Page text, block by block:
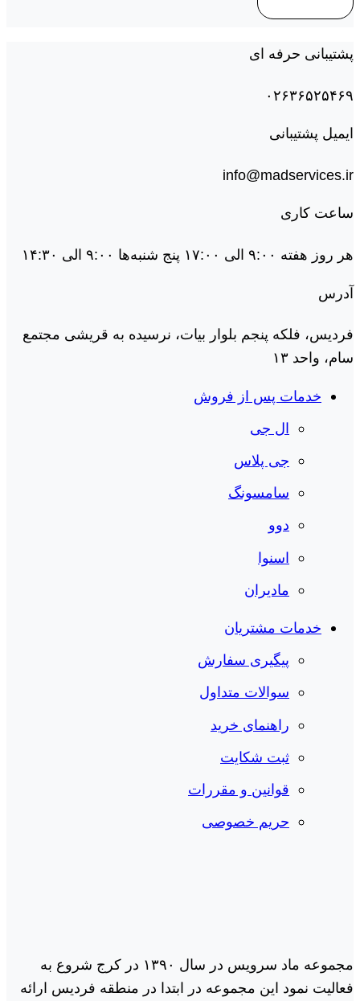
پشتیبانی حرفه ای
۰۲۶۳۶۵۲۵۴۶۹
ایمیل پشتیبانی
info@madservices.ir
ساعت کاری
هر روز هفته ۹:۰۰ الی ۱۷:۰۰ پنج شنبه‌ها ۹:۰۰ الی ۱۴:۳۰
آدرس
فردیس، فلکه پنجم بلوار بیات، نرسیده به قریشی مجتمع
سام، واحد ۱۳
خدمات پس از فروش
ال جی
جی پلاس
سامسونگ
دوو
اسنوا
مادیران
خدمات مشتریان
پیگیری سفارش
سوالات متداول
راهنمای خرید
ثبت شکایت
قوانین و مقررات
حریم خصوصی
مجموعه ماد سرویس در سال ١٣٩٠ در کرج شروع به
فعالیت نمود این مجموعه در ابتدا در منطقه فردیس ارائه